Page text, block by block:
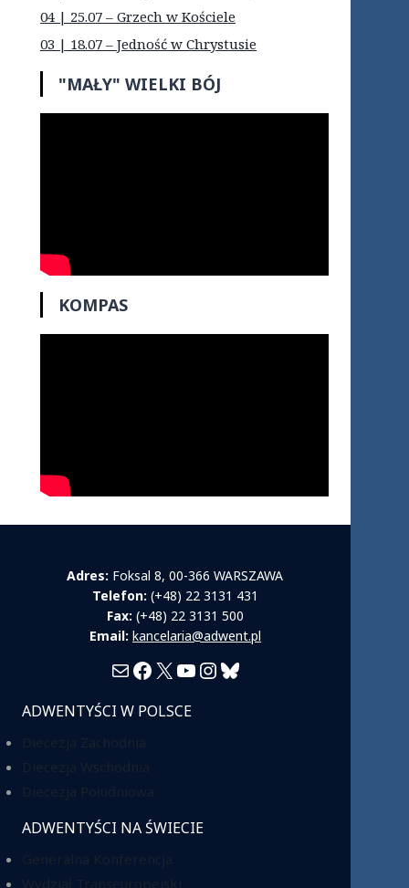
04 | 25.07 – Grzech w Kościele
03 | 18.07 – Jedność w Chrystusie
"MAŁY" WIELKI BÓJ
KOMPAS
Adres: Foksal 8, 00-366 WARSZAWA
Telefon: (+48) 22 3131 431
Fax: (+48) 22 3131 500
Email: kancelaria@adwent.pl
MailFacebook
X YouTube
Instagram
Bluesky
ADWENTYŚCI W POLSCE
ADWENTYŚCI NA ŚWIECIE